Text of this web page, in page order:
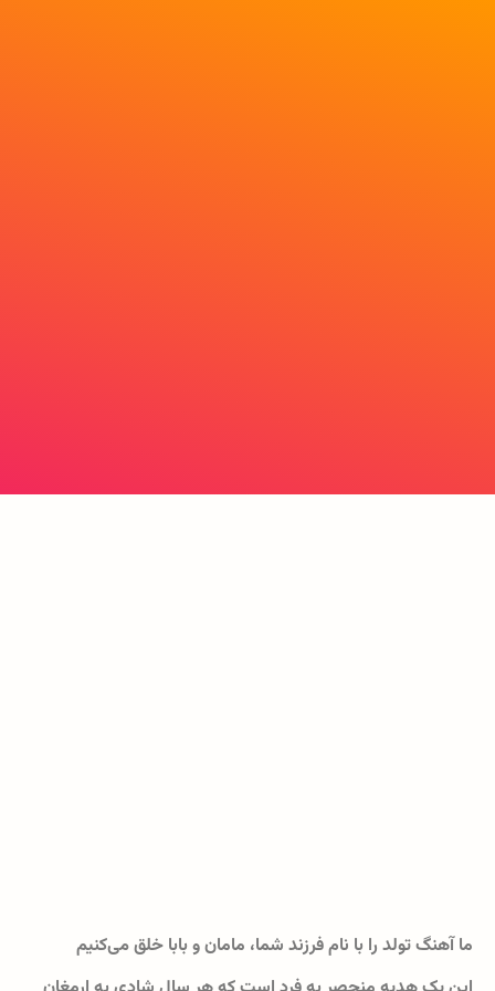
ما آهنگ تولد را با نام فرزند شما، مامان و بابا خلق می‌کنیم